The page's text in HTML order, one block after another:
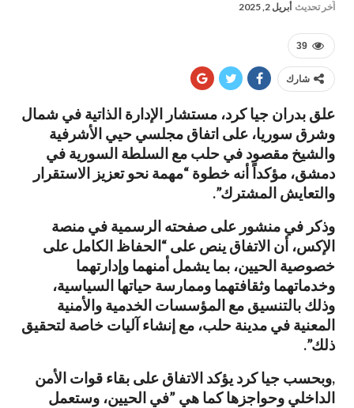
آخر تحديث أبريل 2, 2025
39
شارك
علق بدران جيا كرد، مستشار الإدارة الذاتية في شمال
وشرق سوريا، على اتفاق مجلسي حيي الأشرفية
والشيخ مقصود في حلب مع السلطة السورية في
دمشق، مؤكداً أنه خطوة “مهمة نحو تعزيز الاستقرار
والتعايش المشترك”.
وذكر في منشور على صفحته الرسمية في منصة
الإكس، أن الاتفاق ينص على “الحفاظ الكامل على
خصوصية الحيين، بما يشمل أمنهما وإدارتهما
وخدماتهما وثقافتهما وممارسة حياتها السياسية،
وذلك بالتنسيق مع المؤسسات الخدمية والأمنية
المعنية في مدينة حلب، مع إنشاء آليات خاصة لتحقيق
ذلك”.
,وبحسب جيا كرد يؤكد الاتفاق على بقاء قوات الأمن
الداخلي وحواجزها كما هي ”في الحيين، وستعمل